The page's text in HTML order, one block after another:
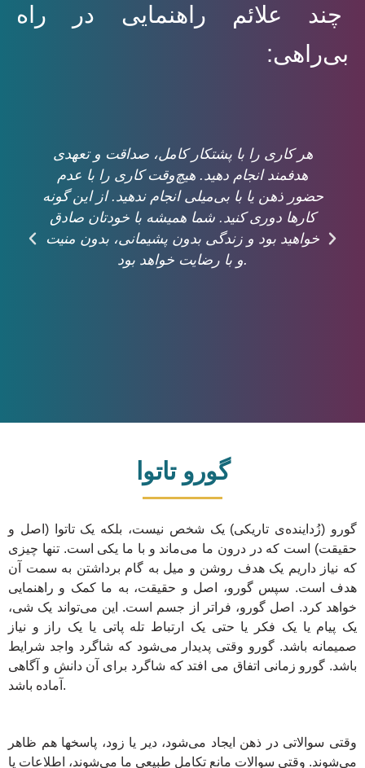
چند علائم راهنمایی در راه
بی‌راهی:
هر کاری را با پشتکار کامل، صداقت و تعهدی
هدفمند انجام دهید. هیچ‌وقت کاری را با عدم
حضور ذهن یا با بی‌میلی انجام ندهید. از این گونه
کارها دوری کنید. شما همیشه با خودتان صادق
خواهید بود و زندگی بدون پشیمانی، بدون منیت
و با رضایت خواهد بود.
گورو تاتوا
گورو (زُداینده‌ی تاریکی) یک شخص نیست، بلکه یک تاتوا (اصل و
حقیقت) است که در درون ما می‌ماند و با ما یکی است. تنها چیزی
که نیاز داریم یک هدف روشن و میل به گام برداشتن به سمت آن
هدف است. سپس گورو، اصل و حقیقت، به ما کمک و راهنمایی
خواهد کرد. اصل گورو، فراتر از جسم است. این می‌تواند یک شی،
یک پیام یا یک فکر یا حتی یک ارتباط تله پاتی یا یک راز و نیاز
صمیمانه باشد. گورو وقتی پدیدار می‌شود که شاگرد واجد شرایط
باشد. گورو زمانی اتفاق می افتد که شاگرد برای آن دانش و آگاهی
آماده باشد.
وقتی سوالاتی در ذهن ایجاد می‌شود، دیر یا زود، پاسخها هم ظاهر
می‌شوند. وقتی سوالات مانع تکامل طبیعی ما می‌شوند، اطلاعات یا